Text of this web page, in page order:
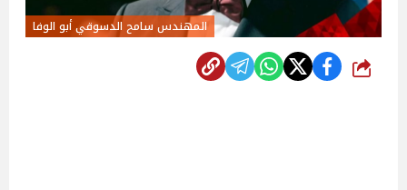
المهندس سامح الدسوقي أبو الوفا
شارك